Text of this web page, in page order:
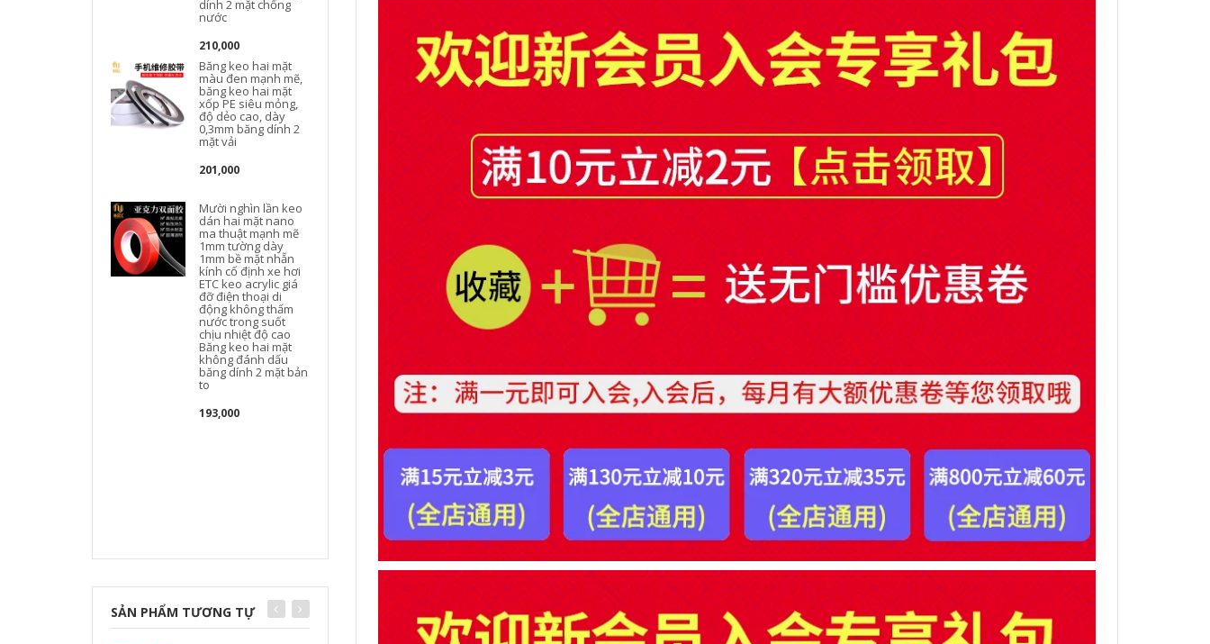
dính 2 mặt chống
nước
210,000
Băng keo hai mặt
màu đen mạnh mẽ,
băng keo hai mặt
xốp PE siêu mỏng,
độ dẻo cao, dày
0,3mm băng dính 2
mặt vải
201,000
Mười nghìn lần keo
dán hai mặt nano
ma thuật mạnh mẽ
1mm tường dày
1mm bề mặt nhẵn
kính cố định xe hơi
ETC keo acrylic giá
đỡ điện thoại di
động không thấm
nước trong suốt
chịu nhiệt độ cao
Băng keo hai mặt
không đánh dấu
băng dính 2 mặt bản
to
193,000
hai mặt, văn phòng
sinh DIY, hai mặt
không đánh dấu
băng băng dính 3m
2 mặt
3M300LSE chịu nhiệt
độ cao và siêu dính
PET Băng keo hai
mặt 3M9495LE độ
bền cao xé rách
điện thoại và điện
thoại di động vô giá
không còn lại Chống
hàng giả Băng keo
hai mặt 3M chính
hãng bang dinh 2
mặt băng dính cố
định thảm mạnh mẽ
liên kết vải da lưới
mờ Băng keo hai
mặt băng keo silicon
199,000
không đánh dấu
trong suốt mạnh
mẽ. băng dính 2 mặt
đa năng
196,000
tường bên ngoài,
keo dán lưới để
trang trí, dải đường,
sơn đá thật, keo
dán gạch giả không
sơn lót, sổ tay văn
phòng có độ nhớt
cao, mỏng, không
xé bằng tay Tự làm
giấy bông thấm dầu-
băng keo mặt băng
dính 2 mặt 3m
205,000
keo dán liền mạch
cho ô tô, phòng tắm
và văn phòng,
không dư keo, băng
keo hai mặt, đóng
hộp chống thấm
nước chắc chắn,
3M nguyên bản dày
1,1mm băng keo 2
201,000
SẢN PHẨM TƯƠNG TỰ